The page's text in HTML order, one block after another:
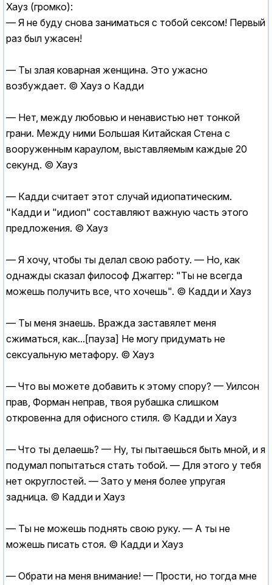
Хауз (громко):
— Я не буду снова заниматься с тобой cекcом! Первый
раз был ужасен!
— Ты злая коварная женщина. Это ужасно
возбуждает. © Хауз о Кадди
— Нет, между любовью и ненавистью нет тонкой
грани. Между ними Большая Китайская Стена с
вооруженным караулом, выставляемым каждые 20
секунд. © Хауз
— Кадди считает этот случай идиопатическим.
"Кадди и "идиоп" составляют важную часть этого
предложения. © Хауз
— Я хочу, чтобы ты делал свою работу. — Но, как
однажды сказал философ Джаггер: "Ты не всегда
можешь получить все, что хочешь". © Кадди и Хауз
— Ты меня знаешь. Вражда заставялет меня
сжиматься, как...[пауза] Не могу придумать не
cекcуальную метафору. © Хауз
— Что вы можете добавить к этому спору? — Уилсон
прав, Форман неправ, твоя рубашка слишком
откровенна для офисного стиля. © Кадди и Хауз
— Что ты делаешь? — Ну, ты пытаешься быть мной, и я
подумал попытаться стать тобой. — Для этого у тебя
нет округлостей. — Зато у меня более упругая
задница. © Кадди и Хауз
— Ты не можешь поднять свою руку. — А ты не
можешь писать стоя. © Кадди и Хауз
— Обрати на меня внимание! — Прости, но тогда мне